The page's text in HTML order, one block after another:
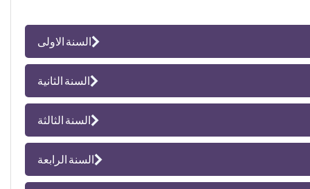
السنة الاولى
السنة الثانية
السنة الثالثة
السنة الرابعة